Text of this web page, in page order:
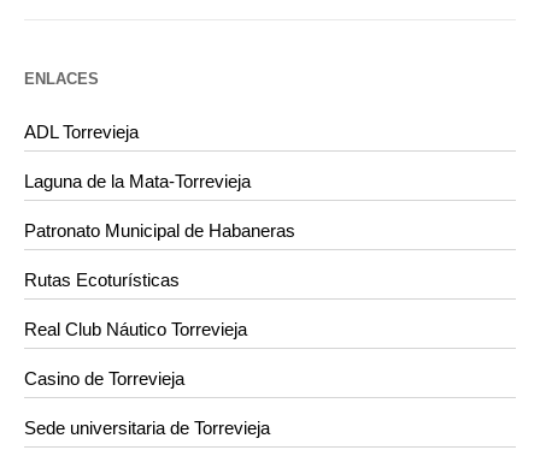
ENLACES
ADL Torrevieja
Laguna de la Mata-Torrevieja
Patronato Municipal de Habaneras
Rutas Ecoturísticas
Real Club Náutico Torrevieja
Casino de Torrevieja
Sede universitaria de Torrevieja